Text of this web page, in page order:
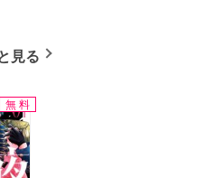
見る
無料